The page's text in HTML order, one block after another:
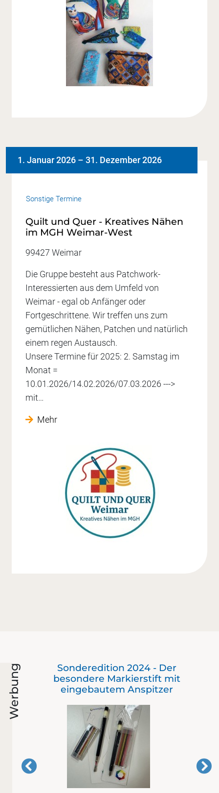
Sonstige Termine
1. Januar 2026 – 31. Dezember 2026
Quilt und Quer - Kreatives Nähen
im MGH Weimar-West
99427 Weimar
Die Gruppe besteht aus Patchwork-
Interessierten aus dem Umfeld von
Weimar - egal ob Anfänger oder
Fortgeschrittene. Wir treffen uns zum
gemütlichen Nähen, Patchen und natürlich
einem regen Austausch.
Unsere Termine für 2025: 2. Samstag im
Monat =
10.01.2026/14.02.2026/07.03.2026 --->
mit…
Mehr
Werbung
Sonderedition 2024 - Der
besondere Markierstift mit
eingebautem Anspitzer